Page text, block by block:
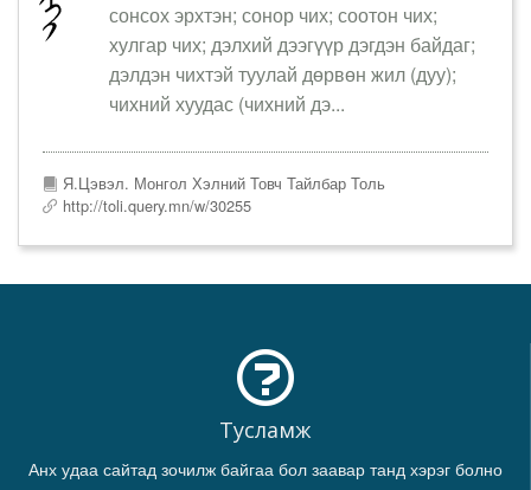
сонсох эрхтэн; сонор чих; соотон чих;
хулгар чих; дэлхий дээгүүр дэгдэн байдаг;
дэлдэн чихтэй туулай дөрвөн жил (дуу);
чихний хуудас (чихний дэ...
Я.Цэвэл. Монгол Хэлний Товч Тайлбар Толь
http://toli.query.mn/w/30255
Тусламж
Анх удаа сайтад зочилж байгаа бол заавар танд хэрэг болно